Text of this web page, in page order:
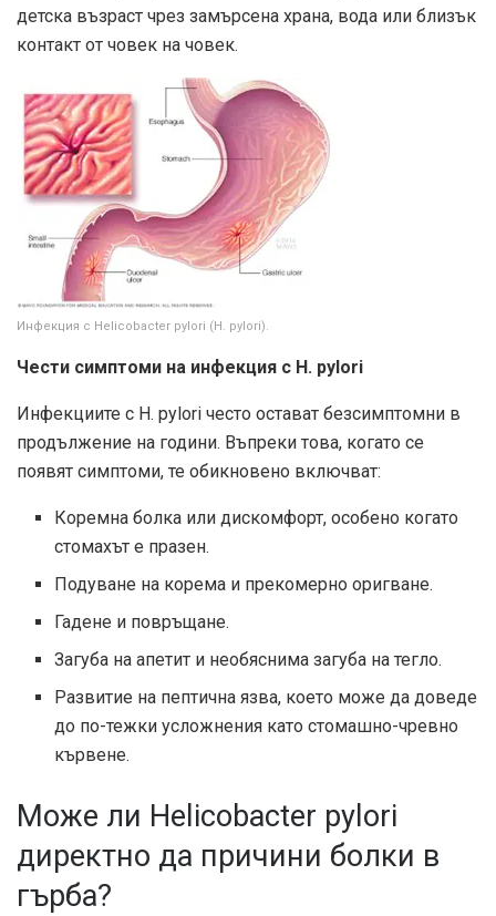
детска възраст чрез замърсена храна, вода или близък
контакт от човек на човек.
Инфекция с Helicobacter pylori (H. pylori).
Чести симптоми на инфекция с H. pylori
Инфекциите с H. pylori често остават безсимптомни в
продължение на години. Въпреки това, когато се
появят симптоми, те обикновено включват:
Коремна болка или дискомфорт, особено когато
стомахът е празен.
Подуване на корема и прекомерно оригване.
Гадене и повръщане.
Загуба на апетит и необяснима загуба на тегло.
Развитие на пептична язва, което може да доведе
до по-тежки усложнения като стомашно-чревно
кървене.
Може ли Helicobacter pylori
директно да причини болки в
гърба?